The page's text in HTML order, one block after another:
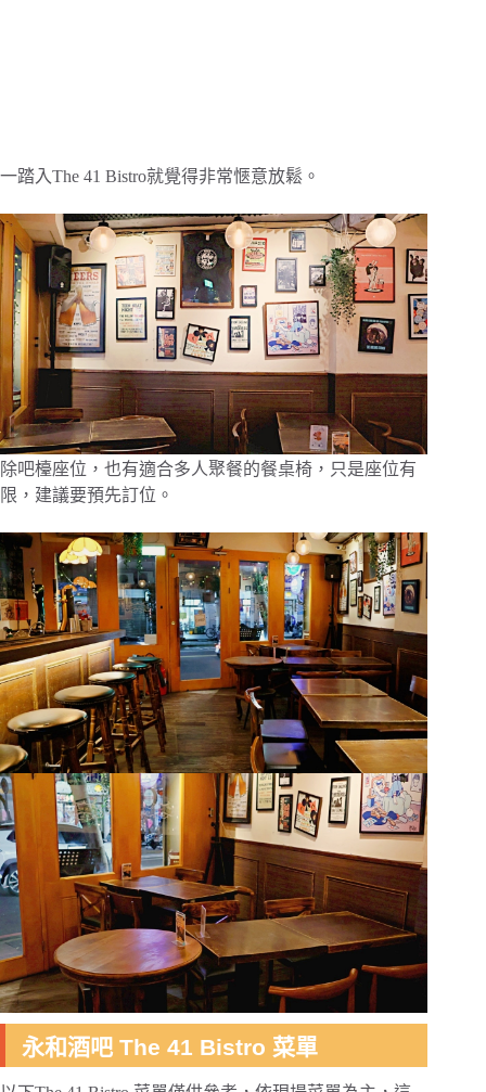
一踏入The 41 Bistro就覺得非常愜意放鬆。
除吧檯座位，也有適合多人聚餐的餐桌椅，只是座位有
限，建議要預先訂位。
永和酒吧 The 41 Bistro 菜單